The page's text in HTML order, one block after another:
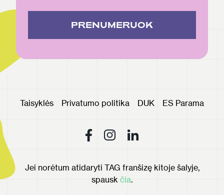
PRENUMERUOK
Taisyklės Privatumo politika DUK ES Parama
Jei norėtum atidaryti TAG franšizę kitoje šalyje,
spausk čia.